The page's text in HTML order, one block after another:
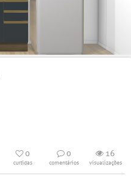
0
curtidas
0
comentários
16
visualizações